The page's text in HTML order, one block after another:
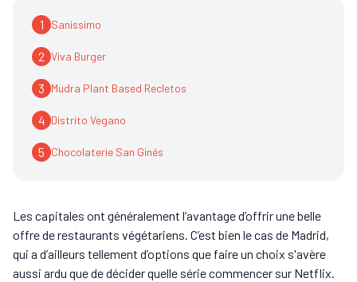
1 Sanissimo
2 Viva Burger
3 Mudra Plant Based Recletos
4 Distrito Vegano
5 Chocolaterie San Ginés
Les capitales ont généralement l’avantage d’offrir une belle
offre de restaurants végétariens. C’est bien le cas de Madrid,
qui a d’ailleurs tellement d’options que faire un choix s'avère
aussi ardu que de décider quelle série commencer sur Netflix.